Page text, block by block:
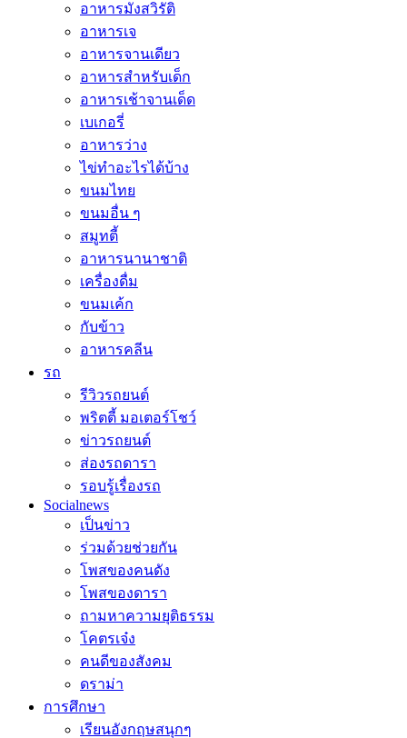
อาหารมังสวิรัติ
อาหารเจ
อาหารจานเดียว
อาหารสำหรับเด็ก
อาหารเช้าจานเด็ด
เบเกอรี่
อาหารว่าง
ไข่ทำอะไรได้บ้าง
ขนมไทย
ขนมอื่น ๆ
สมูทตี้
อาหารนานาชาติ
เครื่องดื่ม
ขนมเค้ก
กับข้าว
อาหารคลีน
รถ
รีวิวรถยนต์
พริตตี้ มอเตอร์โชว์
ข่าวรถยนต์
ส่องรถดารา
รอบรู้เรื่องรถ
Socialnews
เป็นข่าว
ร่วมด้วยช่วยกัน
โพสของคนดัง
โพสของดารา
ถามหาความยุติธรรม
โคตรเจ๋ง
คนดีของสังคม
ดราม่า
การศึกษา
เรียนอังกฤษสนุกๆ